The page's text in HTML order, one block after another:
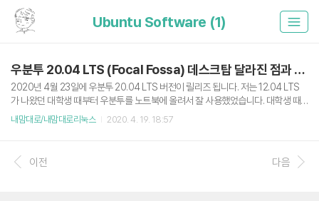
Ubuntu Software (1)
우분투 20.04 LTS (Focal Fossa) 데스크탑 달라진 점과 간단 후기
2020년 4월 23일에 우분투 20.04 LTS 버전이 릴리즈 됩니다. 저는 12.04 LTS
가 나왔던 대학생 때부터 우분투를 노트북에 올려서 잘 사용했었습니다. 대학생 때
는 가난해서 맥북을 살 수 없었고 그래서 지금도 애플 제품을 싫어합니다. 아무튼 이
것이라 기대되어 우분투 20.04 LTS Beta를 설치해봤습니다. 이번 포스트에서는 2
0.04 (Focal Fossa) 릴리즈에서 변경된 내용을 것을 몇 가지 뽑아보고, 다음 포스
내맘대로/내맘대로리눅스 2020. 4. 19. 18:57
이전 다음